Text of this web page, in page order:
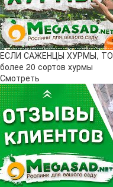
ЕСЛИ САЖЕНЦЫ ХУРМЫ,
более 20 сортов хурмы
Смотреть